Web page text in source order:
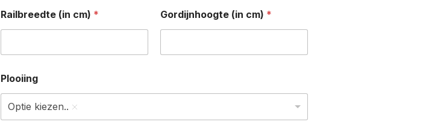
Railbreedte (in cm) * Gordijnhoogte (in cm) *
Plooiing
Optie kiezen..